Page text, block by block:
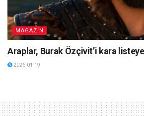
MAGAZİN
Araplar, Burak Özçivit’i kara listeye
2026-01-19